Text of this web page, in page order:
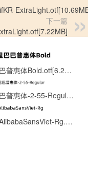
下一篇
阿里巴巴普惠体Bold.otf[6.22MB]
阿里巴巴普惠体-2-55-Regular.ttf[8.06MB]
越南文AlibabaSansViet-Rg.otf[0.13MB]